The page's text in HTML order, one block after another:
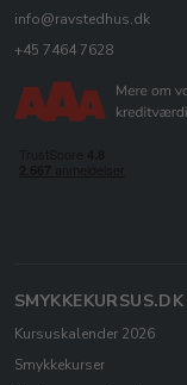
info@ravstedhus.dk
+45 7464 7628
SMYKKEKURSUS.DK
Kursuskalender 2026
Smykkekurser